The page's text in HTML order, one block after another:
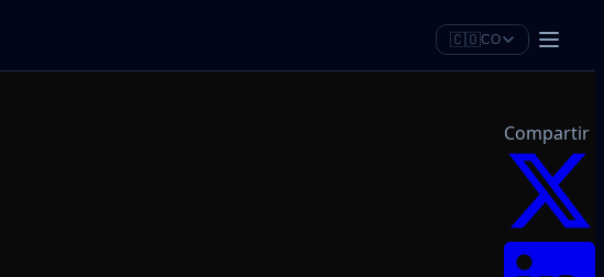
🇨🇴CO
Compartir